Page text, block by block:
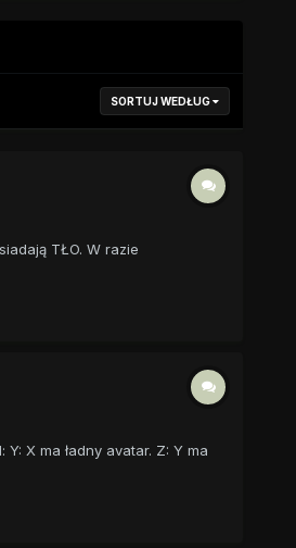
SORTUJ WEDŁUG
TŁO. W razie
X ma ładny avatar. Z: Y ma